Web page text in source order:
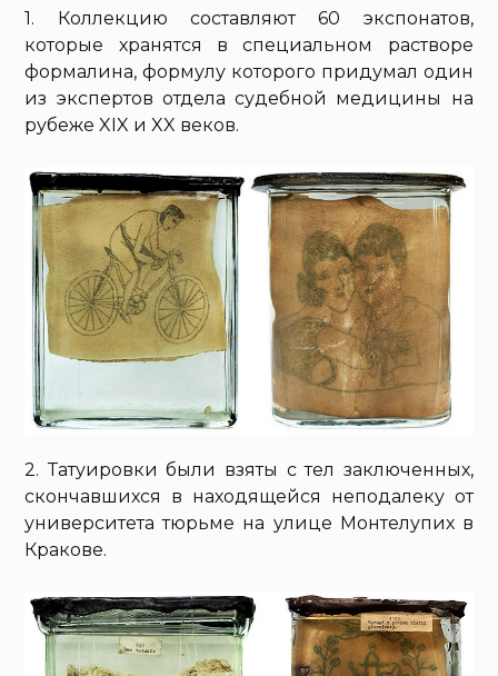
1. Коллекцию составляют 60 экспонатов,
которые хранятся в специальном растворе
формалина, формулу которого придумал один
из экспертов отдела судебной медицины на
рубеже XIX и XX веков.
2. Татуировки были взяты с тел заключенных,
скончавшихся в находящейся неподалеку от
университета тюрьме на улице Монтелупих в
Кракове.